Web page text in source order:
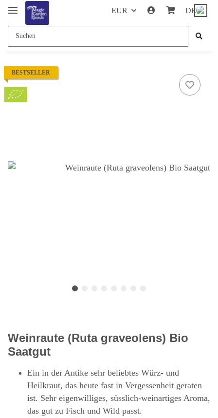
EUR DE
BESTSELLER
Weinraute (Ruta graveolens) Bio
Saatgut
Ein in der Antike sehr beliebtes Würz- und
Heilkraut, das heute fast in Vergessenheit geraten
ist. Sehr eigenwilliges, süsslich-weinartiges Aroma,
das gut zu Fisch und Wild passt.